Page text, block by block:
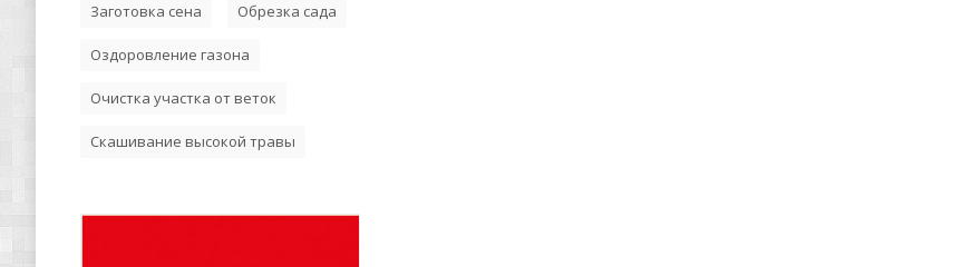
Заготовка сена Обрезка сада
Оздоровление газона
Очистка участка от веток
Скашивание высокой травы